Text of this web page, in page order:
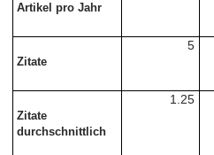
Artikel pro Jahr
Zitate
5
Zitate
durchschnittlich
1.25